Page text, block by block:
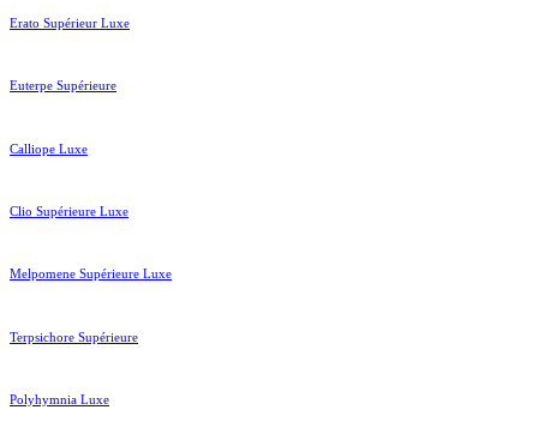
Erato Supérieur Luxe
Euterpe Supérieure
Calliope Luxe
Clio Supérieure Luxe
Melpomene Supérieure Luxe
Terpsichore Supérieure
Polyhymnia Luxe